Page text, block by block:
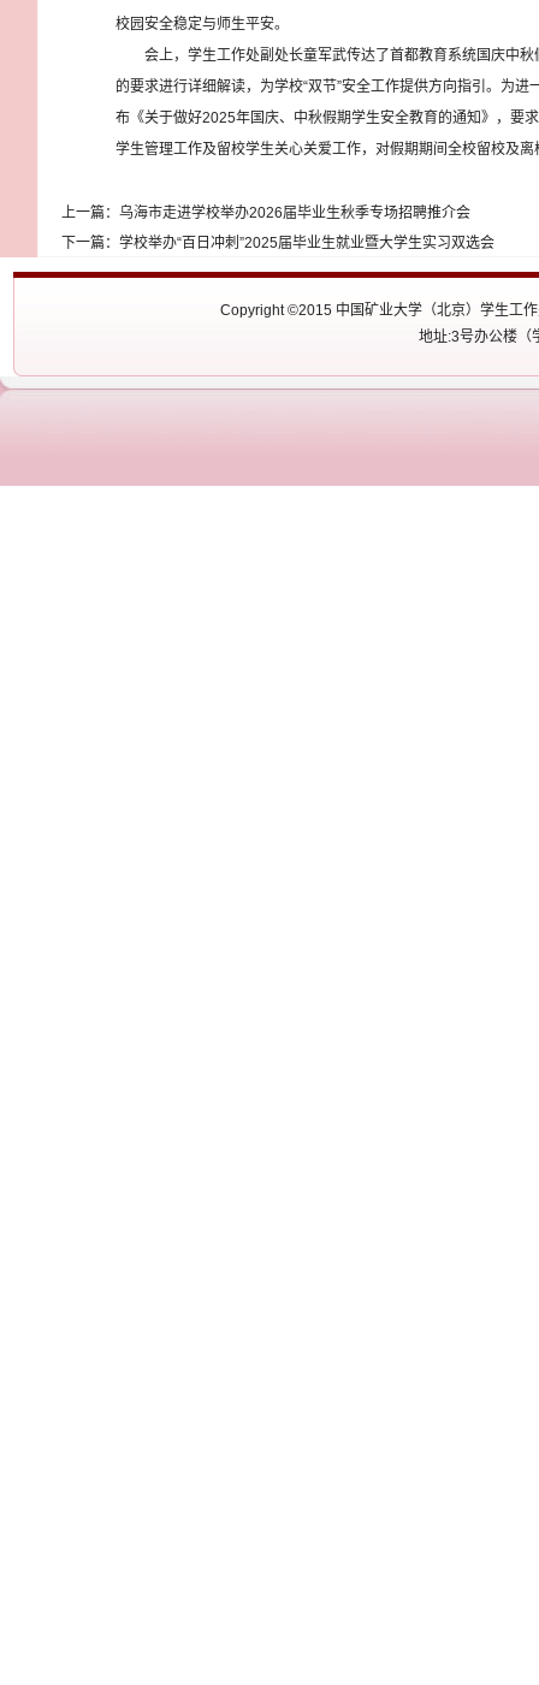
校园安全稳定与师生平安。
会上，学生工作处副处长童军武传达了首都教育系统国庆中
的要求进行详细解读，为学校“双节”安全工作提供方向指引。为
布《关于做好2025年国庆、中秋假期学生安全教育的通知》，要
学生管理工作及留校学生关心关爱工作，对假期期间全校留校及
上一篇： 乌海市走进学校举办2026届毕业生秋季专场招聘推介会
下一篇： 学校举办“百日冲刺”2025届毕业生就业暨大学生实习双选会
Copyright ©2015 中国矿业大学（北京）学生工
地址:3号办公楼（